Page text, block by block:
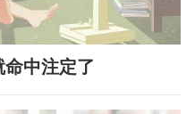
中注定了